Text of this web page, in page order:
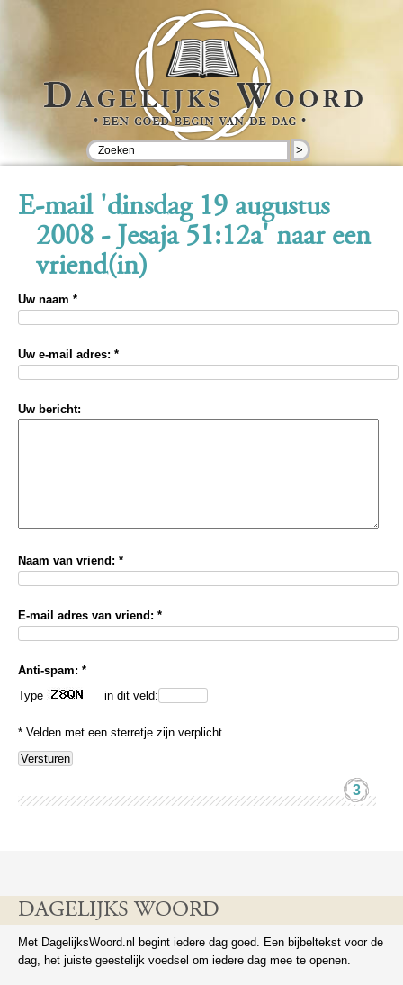
>
E-mail 'dinsdag 19 augustus
2008 - Jesaja 51:12a' naar een
vriend(in)
Uw naam *
Uw e-mail adres: *
Uw bericht:
Naam van vriend: *
E-mail adres van vriend: *
Anti-spam: *
Type
in dit veld:
* Velden met een sterretje zijn verplicht
3
DAGELIJKS WOORD
Met DagelijksWoord.nl begint iedere dag goed. Een bijbeltekst voor de
dag, het juiste geestelijk voedsel om iedere dag mee te openen.